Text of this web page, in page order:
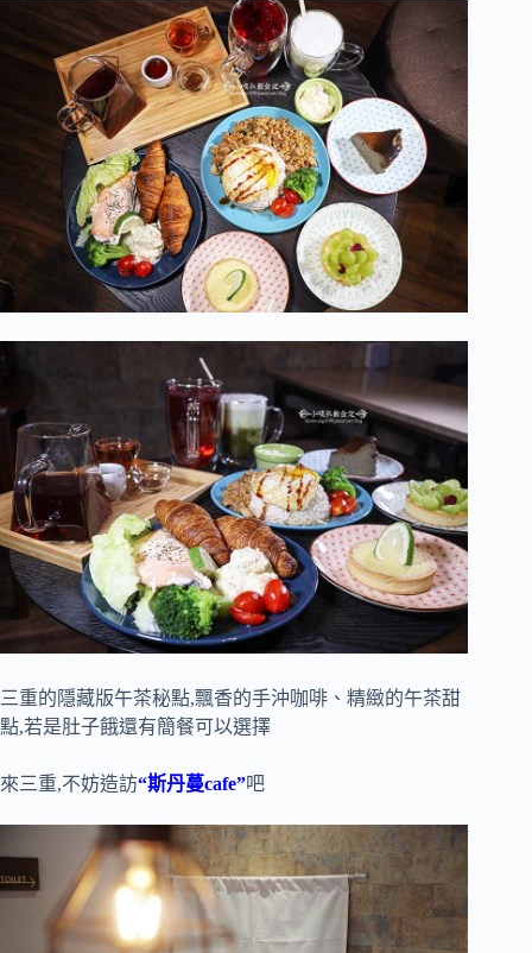
三重的隱藏版午茶秘點,飄香的手沖咖啡、精緻的午茶甜
點,若是肚子餓還有簡餐可以選擇
來三重,不妨造訪“斯丹蔓cafe”吧